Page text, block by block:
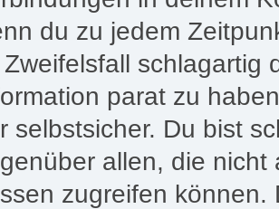
du zu jedem
Zweifelsfall schlagartig
parat zu
selbstsicher. Du bist
allen, die nicht
zugreifen können.